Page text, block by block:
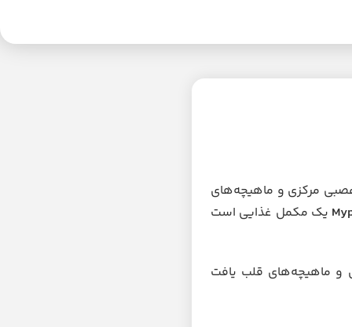
مرکزی و ماهیچه‌های
یک مکمل غذایی است
و ماهیچه‌های قلب یافت